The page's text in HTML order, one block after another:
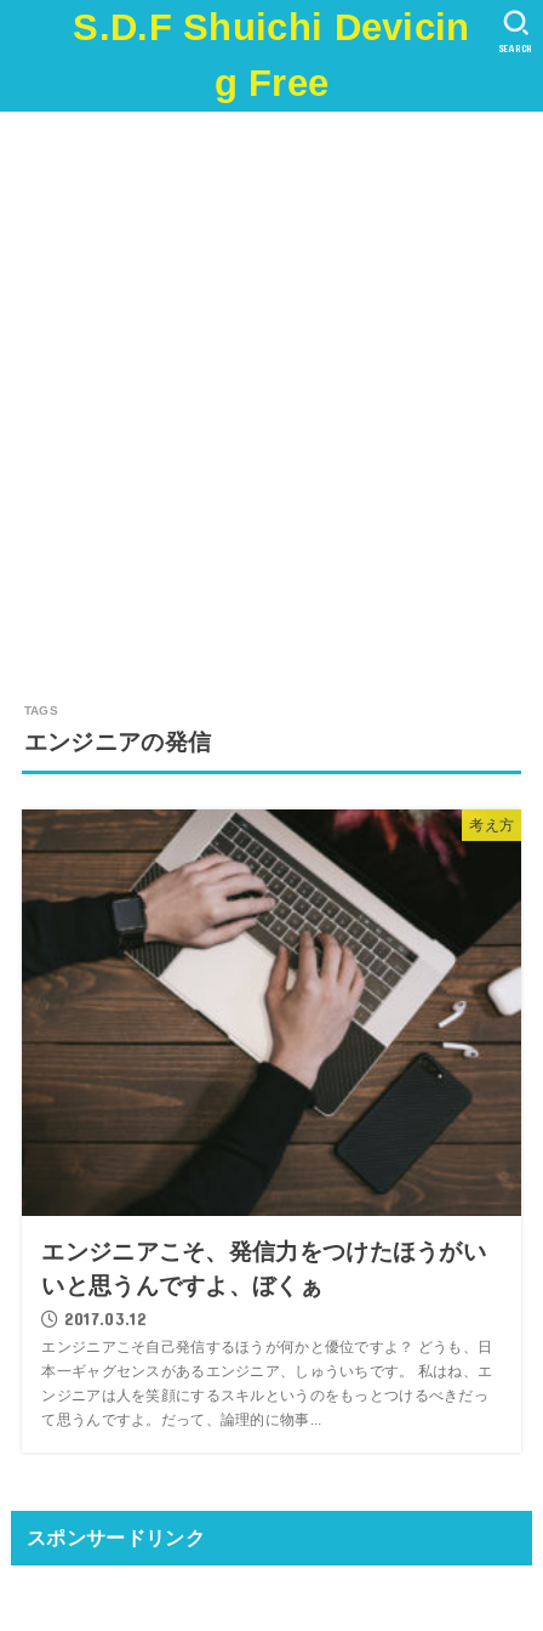
S.D.F Shuichi Devicin
g Free
SEARCH
エンジニアの発信
考え方
エンジニアこそ、発信力をつけたほうがい
いと思うんですよ、ぼくぁ
2017.03.12
エンジニアこそ自己発信するほうが何かと優位ですよ？ どうも、日
本一ギャグセンスがあるエンジニア、しゅういちです。 私はね、エ
ンジニアは人を笑顔にするスキルというのをもっとつけるべきだっ
て思うんですよ。だって、論理的に物事...
スポンサードリンク